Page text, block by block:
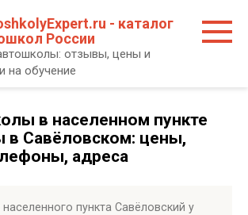
- каталог
России
отзывы, цены и
на обучение
в населенном пункте
Савёловском: цены,
адреса
пункта Савёловский у